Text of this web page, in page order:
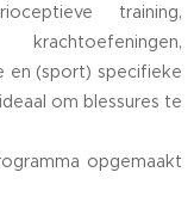
training,
en (sport) specifieke
om blessures te
opgemaakt